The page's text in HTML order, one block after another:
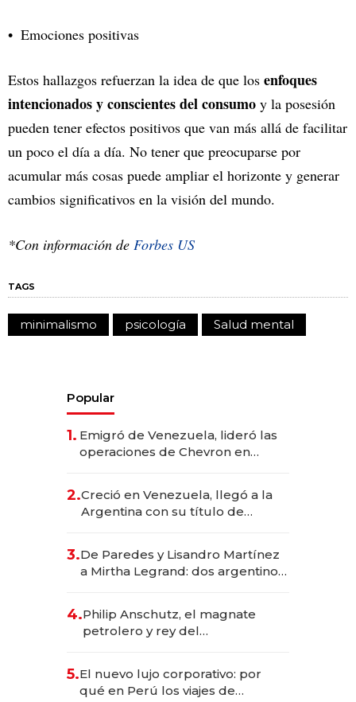
Emociones positivas
Estos hallazgos refuerzan la idea de que los enfoques
intencionados y conscientes del consumo y la posesión
pueden tener efectos positivos que van más allá de facilitar
un poco el día a día. No tener que preocuparse por
acumular más cosas puede ampliar el horizonte y generar
cambios significativos en la visión del mundo.
*Con información de Forbes US
TAGS
minimalismo psicología Salud mental
Popular
1. Emigró de Venezuela, lideró las
operaciones de Chevron en
2.Creció en Venezuela, llegó a la
Argentina con su título de
las marcas "fast premium"
3.De Paredes y Lisandro Martínez
a Mirtha Legrand: dos argentinos
4.Philip Anschutz, el magnate
petrolero y rey del
Fénix
5.El nuevo lujo corporativo: por
qué en Perú los viajes de